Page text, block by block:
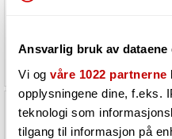
Ansvarlig bruk av dataene
Vi og våre 1022 partnerne
opplysningene dine, f.eks.
teknologi som
tilgang til informasjon på
247,-